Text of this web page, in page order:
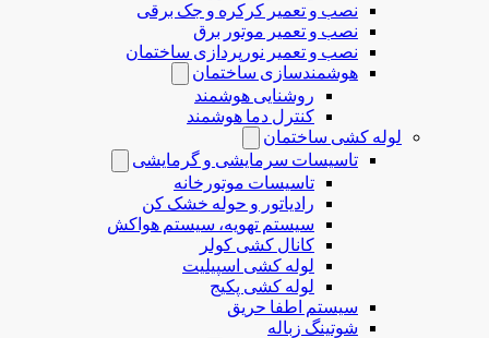
نصب و تعمیر کرکره و جک برقی
نصب و تعمیر موتور برق
نصب و تعمیر نورپردازی ساختمان
هوشمندسازی ساختمان
روشنایی هوشمند
کنترل دما هوشمند
لوله کشی ساختمان
تاسیسات سرمایشی و گرمایشی
تاسیسات موتورخانه
رادیاتور و حوله خشک کن
سیستم تهویه، سیستم هواکش
کانال کشی کولر
لوله کشی اسپیلیت
لوله کشی پکیج
سیستم اطفا حریق
شوتینگ زباله